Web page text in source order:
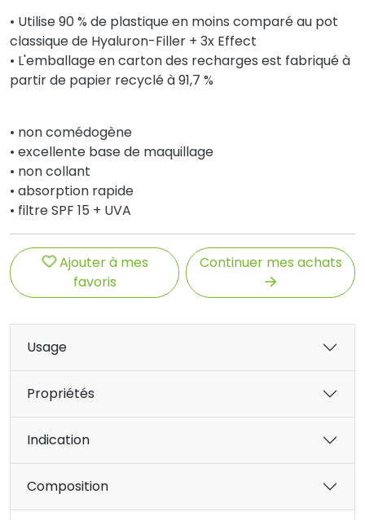
• Utilise 90 % de plastique en moins comparé au pot
classique de Hyaluron-Filler + 3x Effect
• L'emballage en carton des recharges est fabriqué à
partir de papier recyclé à 91,7 %
• non comédogène
• excellente base de maquillage
• non collant
• absorption rapide
• filtre SPF 15 + UVA
Ajouter à mes
favoris
Continuer mes achats
Usage
Propriétés
Indication
Composition